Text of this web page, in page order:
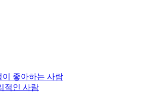
이 좋아하는 사람
적인 사람